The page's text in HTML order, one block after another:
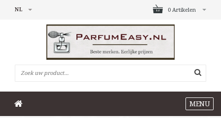
0 Artikelen
NL
MENU